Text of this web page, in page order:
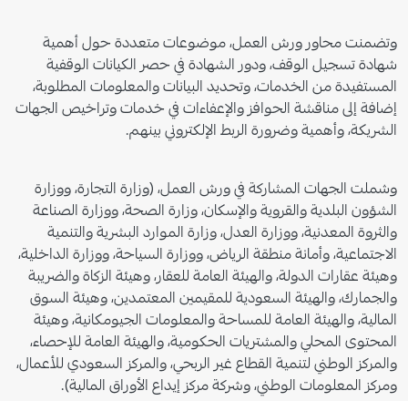
وتضمنت محاور ورش العمل، موضوعات متعددة حول أهمية
شهادة تسجيل الوقف، ودور الشهادة في حصر الكيانات الوقفية
المستفيدة من الخدمات، وتحديد البيانات والمعلومات المطلوبة،
إضافة إلى مناقشة الحوافز والإعفاءات في خدمات وتراخيص الجهات
الشريكة، وأهمية وضرورة الربط الإلكتروني بينهم.
وشملت الجهات المشاركة في ورش العمل، (وزارة التجارة، ووزارة
الشؤون البلدية والقروية والإسكان، وزارة الصحة، ووزارة الصناعة
والثروة المعدنية، ووزارة العدل، وزارة الموارد البشرية والتنمية
الاجتماعية، وأمانة منطقة الرياض، ووزارة السياحة، ووزارة الداخلية،
وهيئة عقارات الدولة، والهيئة العامة للعقار، وهيئة الزكاة والضريبة
والجمارك، والهيئة السعودية للمقيمين المعتمدين، وهيئة السوق
المالية، والهيئة العامة للمساحة والمعلومات الجيومكانية، وهيئة
المحتوى المحلي والمشتريات الحكومية، والهيئة العامة للإحصاء،
والمركز الوطني لتنمية القطاع غير الربحي، والمركز السعودي للأعمال،
ومركز المعلومات الوطني، وشركة مركز إيداع الأوراق المالية).